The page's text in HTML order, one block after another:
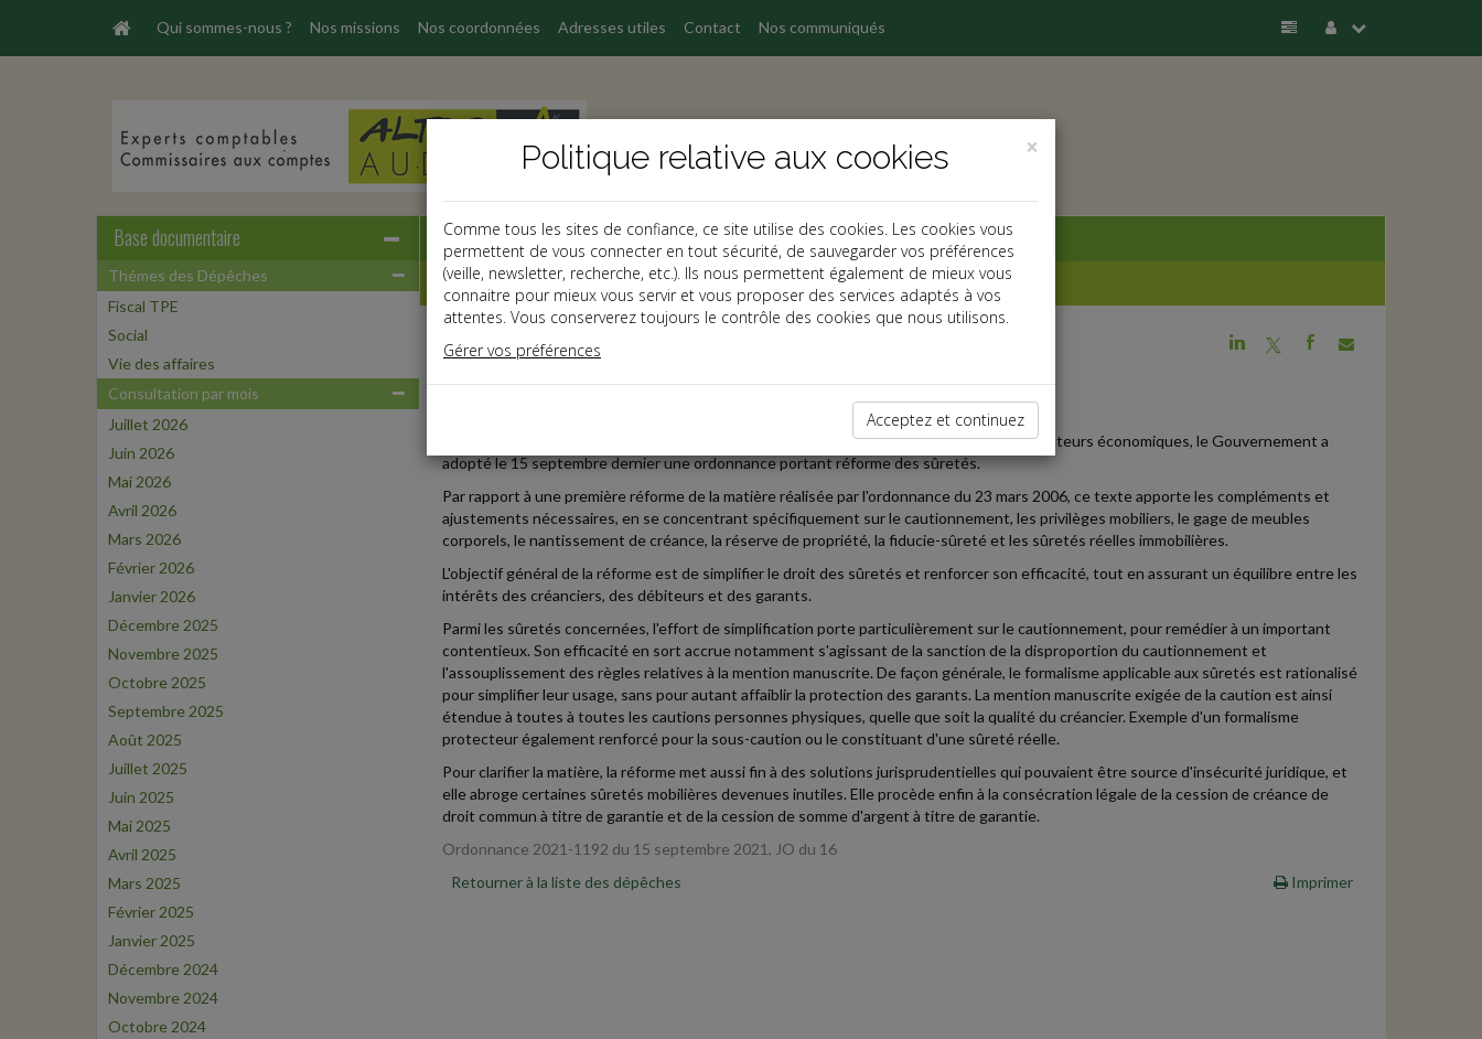
Qui sommes-nous ? Nos missions Nos coordonnées Adresses utiles Contact Nos communiqués
Base documentaire
Thémes des Dépêches
Fiscal TPE
Social
Vie des affaires
Consultation par mois
Juillet 2026
Juin 2026
Mai 2026
Avril 2026
Mars 2026
Février 2026
Janvier 2026
Décembre 2025
Novembre 2025
Octobre 2025
Septembre 2025
Août 2025
Juillet 2025
Juin 2025
Mai 2025
Avril 2025
Mars 2025
Février 2025
Janvier 2025
Décembre 2024
Novembre 2024
Octobre 2024
Dépêches
j a b
Date: 2021-09-29
Au terme de travaux associant ministère de la Justice, universitaires, professionnels et acteurs économiques, le Gouvernement a
adopté le 15 septembre dernier une ordonnance portant réforme des sûretés.
Par rapport à une première réforme de la matière réalisée par l'ordonnance du 23 mars 2006, ce texte apporte les compléments et
ajustements nécessaires, en se concentrant spécifiquement sur le cautionnement, les privilèges mobiliers, le gage de meubles
corporels, le nantissement de créance, la réserve de propriété, la fiducie-sûreté et les sûretés réelles immobilières.
L'objectif général de la réforme est de simplifier le droit des sûretés et renforcer son efficacité, tout en assurant un équilibre entre les
intérêts des créanciers, des débiteurs et des garants.
Parmi les sûretés concernées, l'effort de simplification porte particulièrement sur le cautionnement, pour remédier à un important
contentieux. Son efficacité en sort accrue notamment s'agissant de la sanction de la disproportion du cautionnement et
l'assouplissement des règles relatives à la mention manuscrite. De façon générale, le formalisme applicable aux sûretés est rationalisé
pour simplifier leur usage, sans pour autant affaiblir la protection des garants. La mention manuscrite exigée de la caution est ainsi
étendue à toutes à toutes les cautions personnes physiques, quelle que soit la qualité du créancier. Exemple d'un formalisme
protecteur également renforcé pour la sous-caution ou le constituant d'une sûreté réelle.
Pour clarifier la matière, la réforme met aussi fin à des solutions jurisprudentielles qui pouvaient être source d'insécurité juridique, et
elle abroge certaines sûretés mobilières devenues inutiles. Elle procède enfin à la consécration légale de la cession de créance de
droit commun à titre de garantie et de la cession de somme d'argent à titre de garantie.
Ordonnance 2021-1192 du 15 septembre 2021, JO du 16
Retourner à la liste des dépêches
Imprimer
×
Politique relative aux cookies
Comme tous les sites de confiance, ce site utilise des cookies. Les cookies vous
permettent de vous connecter en tout sécurité, de sauvegarder vos préférences
(veille, newsletter, recherche, etc.). Ils nous permettent également de mieux vous
connaitre pour mieux vous servir et vous proposer des services adaptés à vos
attentes. Vous conserverez toujours le contrôle des cookies que nous utilisons.
Gérer vos préférences
Acceptez et continuez